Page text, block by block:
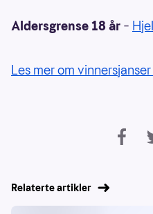
Aldersgrense 18 år –
Les mer om
Relaterte artikler